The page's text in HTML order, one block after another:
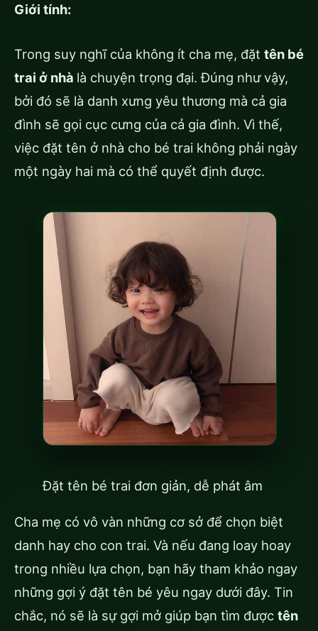
Giới tính:
Trong suy nghĩ của không ít cha mẹ, đặt tên bé
trai ở nhà là chuyện trọng đại. Đúng như vậy,
bởi đó sẽ là danh xưng yêu thương mà cả gia
đình sẽ gọi cục cưng của cả gia đình. Vì thế,
việc đặt tên ở nhà cho bé trai không phải ngày
một ngày hai mà có thể quyết định được.
Đặt tên bé trai đơn giản, dễ phát âm
Cha mẹ có vô vàn những cơ sở để chọn biệt
danh hay cho con trai. Và nếu đang loay hoay
trong nhiều lựa chọn, bạn hãy tham khảo ngay
những gợi ý đặt tên bé yêu ngay dưới đây. Tin
chắc, nó sẽ là sự gợi mở giúp bạn tìm được tên